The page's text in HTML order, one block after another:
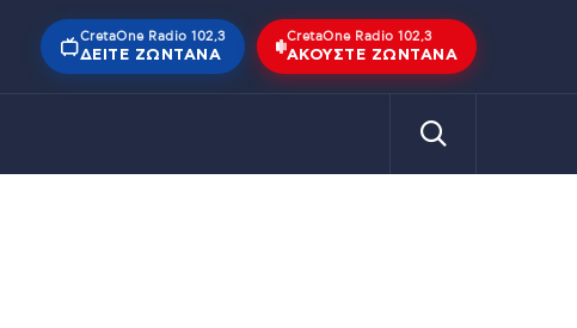
CretaOne Radio 102,3
ΔΕΊΤΕ ΖΩΝΤΑΝΆ
CretaOne Radio 102,3
ΑΚΟΎΣΤΕ ΖΩΝΤΑΝΆ